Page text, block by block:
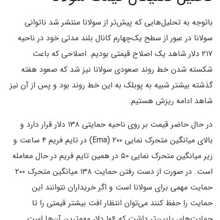
باتوجه به تحلیل‌هایی که پیش‌تر از سولانا منتشر شد ناتوانی
سولانا در عبور از سطح یک‌چهارم کانال بلند مدتی خود در ناحیه‌
۲۱۷ دلار شاهد یک اصلاح قیمتی بودیم. اصلاحی که باعث
شکسته شدن خط روند صعودی سولانا نیز شد که صعود هفته
گذشته بیشتر شبیه به پوبلک به این خط روند بود و پس از آن نیز
شاهد ادامه ریزش هستیم.
در حال حاضر قیمت بر روی ناحیه حمایتی ۱۳۸ دلار قرار دارد و
بالای میانگین متحرک نمایی ۲۰۰ (Ema) در تایم فریم ۴ ساعت و
زیر میانگین‌ متحرک نمایی ۵۰ در همین تایم فریم در حال معامله
است. در صورت از دست رفتن حمایت ۱۳۸ میانگین متحرک ۲۰۰
حمایت مهمی برای سولانا است و اگر خریداران نتوانند این
حمایت را حفظ کنند می‌توان انتظار افت بیشتر قیمتی را تا